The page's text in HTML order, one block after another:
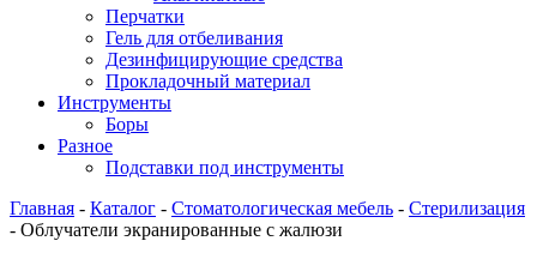
Перчатки
Гель для отбеливания
Дезинфицирующие средства
Прокладочный материал
Инструменты
Боры
Разное
Подставки под инструменты
Главная - Каталог - Стоматологическая мебель - Стерилизация
- Облучатели экранированные с жалюзи